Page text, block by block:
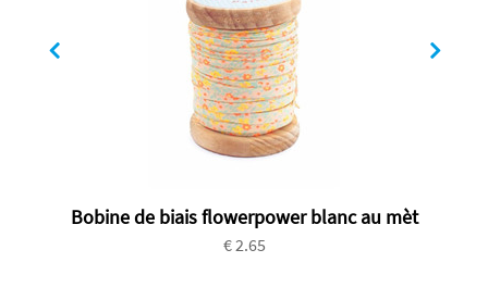
Bobine de biais flowerpower blanc au mèt
€ 2.65